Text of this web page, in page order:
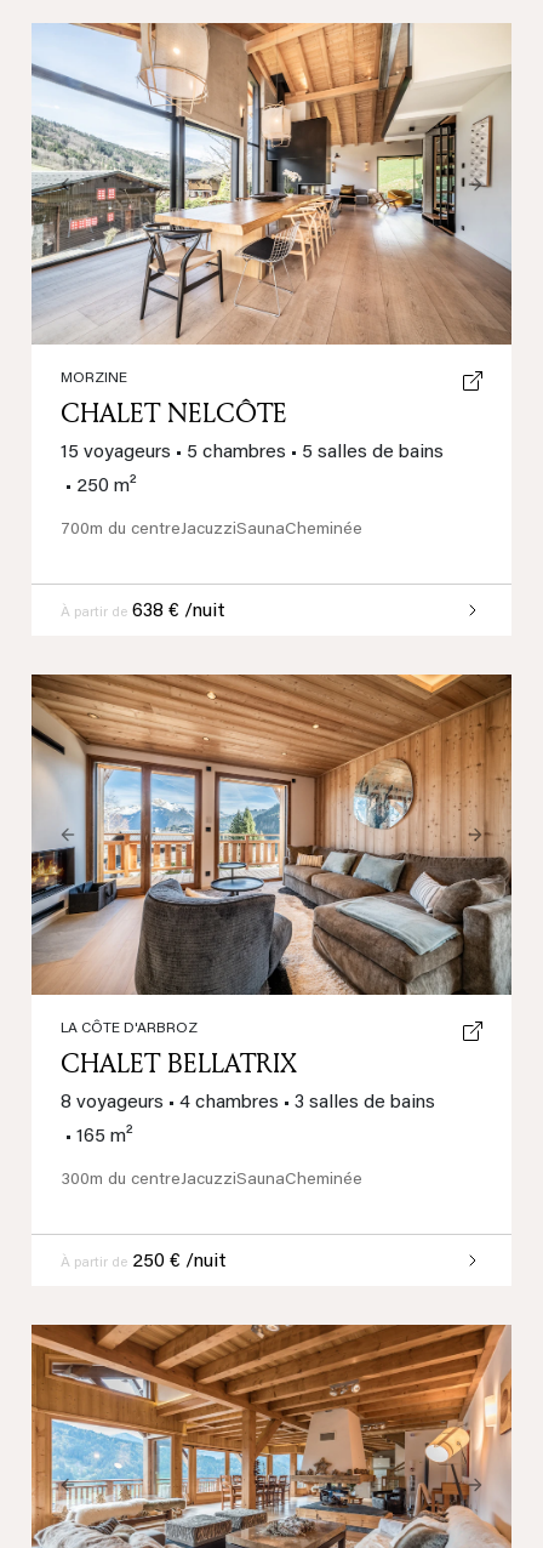
Previous Next
LA CÔTE D'ARBROZ
CHALET BELLATRIX
8 voyageurs • 4 chambres • 3 salles de bains
• 165 m²
300m du centreJacuzziSaunaCheminée
À partir de 250 € /nuit
Previous Next
MORZINE
CHALET NELCÔTE
15 voyageurs • 5 chambres • 5 salles de bains
• 250 m²
700m du centreJacuzziSaunaCheminée
À partir de 638 € /nuit
Previous Next